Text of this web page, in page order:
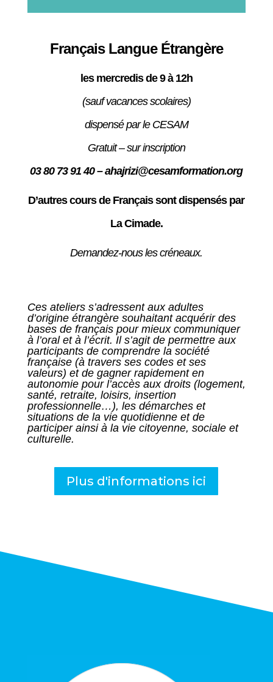
Français Langue Étrangère
les mercredis de 9 à 12h
(sauf vacances scolaires)
dispensé par le CESAM
Gratuit – sur inscription
03 80 73 91 40 – ahajrizi@cesamformation.org
D’autres cours de Français sont dispensés par
La Cimade.
Demandez-nous les créneaux.
Ces ateliers s’adressent aux adultes
d’origine étrangère souhaitant acquérir des
bases de français pour mieux communiquer
à l’oral et à l’écrit. Il s’agit de permettre aux
participants de comprendre la société
française (à travers ses codes et ses
valeurs) et de gagner rapidement en
autonomie pour l’accès aux droits (logement,
santé, retraite, loisirs, insertion
professionnelle…), les démarches et
situations de la vie quotidienne et de
participer ainsi à la vie citoyenne, sociale et
culturelle.
Plus d'informations ici